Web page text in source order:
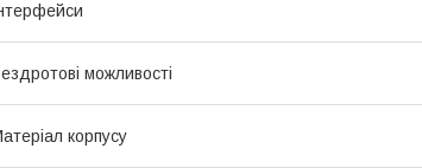
можливості
корпусу